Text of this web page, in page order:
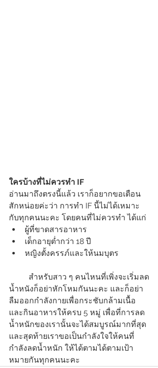
ใครบ้างที่ไม่ควรทำ IF
อ่านมาถึงตรงนี้แล้ว เราก็อยากขอเตือน
สักหน่อยค่ะว่า การทำ IF นี้ไม่ได้เหมาะ
กับทุกคนนะคะ โดยคนที่ไม่ควรทำ ได้แก่
ผู้ที่ขาดสารอาหาร
เด็กอายุต่ำกว่า 18 ปี
หญิงตั้งครรภ์และให้นมบุตร
น้ำหนังก็อย่าหักโหมกันนะคะ และก็อย่า
ลืมออกกำลังกายเพื่อกระชับกล้ามเนื้อ
และกินอาหารให้ครบ 5 หมู่ เพื่อที่การลด
น้ำหนักของเรานั้นจะได้สมบูรณ์มากที่สุด
และสุดท้ายเราขอเป็นกำลังใจให้คนที่
กำลังลดน้ำหนัก ให้ได้ตามได้ตามเป้า
หมายกันทุกคนนะคะ